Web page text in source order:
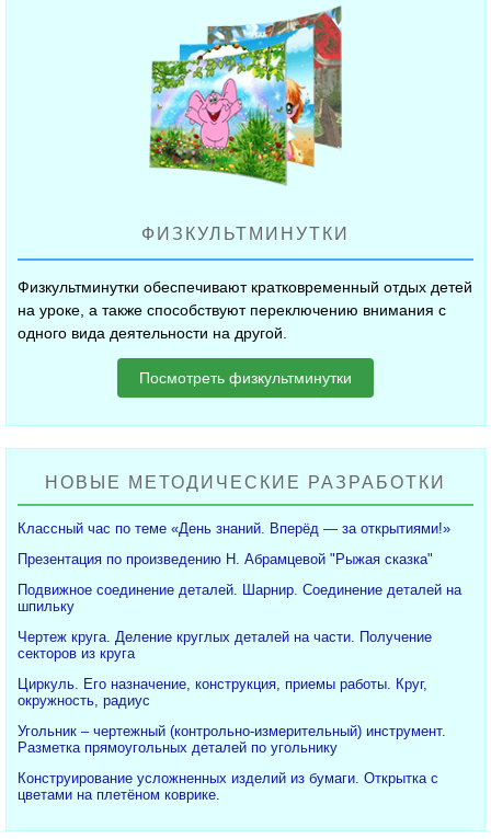
ФИЗКУЛЬТМИНУТКИ
Физкультминутки обеспечивают кратковременный отдых детей
на уроке, а также способствуют переключению внимания с
одного вида деятельности на другой.
Посмотреть физкультминутки
НОВЫЕ МЕТОДИЧЕСКИЕ РАЗРАБОТКИ
Классный час по теме «День знаний. Вперёд — за открытиями!»
Презентация по произведению Н. Абрамцевой "Рыжая сказка"
Подвижное соединение деталей. Шарнир. Соединение деталей на
шпильку
Чертеж круга. Деление круглых деталей на части. Получение
секторов из круга
Циркуль. Его назначение, конструкция, приемы работы. Круг,
окружность, радиус
Угольник – чертежный (контрольно-измерительный) инструмент.
Разметка прямоугольных деталей по угольнику
Конструирование усложненных изделий из бумаги. Открытка с
цветами на плетёном коврике.